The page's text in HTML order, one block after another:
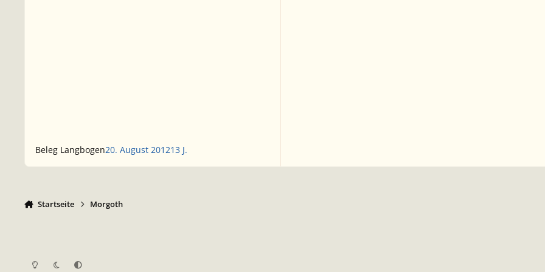
Beleg Langbogen20. August 201213 J.
Startseite Morgoth
Heller ModusDunkler Modus
Systemeinstellung